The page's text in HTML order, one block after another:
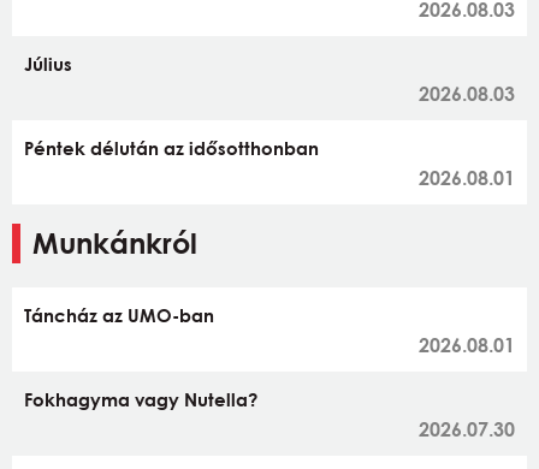
2026.08.03
Július
2026.08.03
Péntek délután az idősotthonban
2026.08.01
Munkánkról
Táncház az UMO-ban
2026.08.01
Fokhagyma vagy Nutella?
2026.07.30